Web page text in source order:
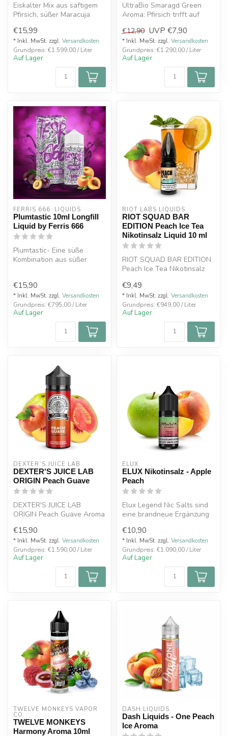
Eiskalter Mix aus saftigem
Pfirsich, süßer Maracuja
...
€15,99
* Inkl. MwSt. zzgl. Versandkosten
Grundpreis: €1.599,00 / Liter
Auf Lager
UltraBio Smaragd Green
Aroma: Pfirsich trifft auf
perfekt u...
€12,90 UVP €7,90
* Inkl. MwSt. zzgl. Versandkosten
Grundpreis: €1.290,00 / Liter
Auf Lager
FERRIS 666  LIQUIDS
Plumtastic 10ml Longfill
Liquid by Ferris 666
Plumtastic- Eine süße
Kombination aus süßer
€15,90
* Inkl. MwSt. zzgl. Versandkosten
Grundpreis: €795,00 / Liter
Auf Lager
RIOT LABS LIQUIDS
RIOT SQUAD BAR
EDITION Peach Ice Tea
Nikotinsalz Liquid 10 ml
RIOT SQUAD BAR EDITION
Peach Ice Tea Nikotinsalz
Besonderheit ...
€9,49
* Inkl. MwSt. zzgl. Versandkosten
Grundpreis: €949,00 / Liter
Auf Lager
DEXTER`S JUICE LAB
DEXTER'S JUICE LAB
ORIGIN Peach Guave
DEXTER'S JUICE LAB
ORIGIN Peach Guave Aroma
einem do...
€15,90
* Inkl. MwSt. zzgl. Versandkosten
Grundpreis: €1.590,00 / Liter
Auf Lager
ELUX
ELUX Nikotinsalz - Apple
Peach
Elux Legend Nic Salts sind
eine brandneue Ergänzung
Sorti...
€10,90
* Inkl. MwSt. zzgl. Versandkosten
Grundpreis: €1.090,00 / Liter
Auf Lager
TWELVE MONKEYS VAPOR
CO.
TWELVE MONKEYS
Harmony Aroma 10ml
DASH LIQUIDS
Dash Liquids - One Peach
Ice Aroma